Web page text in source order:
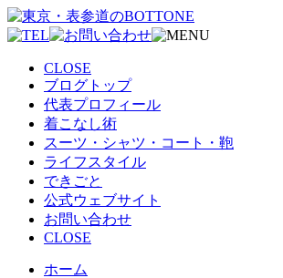
CLOSE
ブログトップ
代表プロフィール
着こなし術
スーツ・シャツ・コート・鞄
ライフスタイル
できごと
公式ウェブサイト
お問い合わせ
CLOSE
ホーム